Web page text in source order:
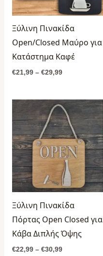
Ξύλινη Πινακίδα
Open/Closed Μαύρο για
Κατάστημα Καφέ
€21,99 – €29,99
Ξύλινη Πινακίδα
Πόρτας Open Closed για
Κάβα Διπλής Όψης
€22,99 – €30,99
Price
range:
€22,99
through
€30,99